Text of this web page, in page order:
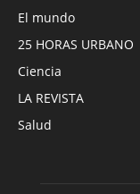
El mundo
25 HORAS URBANO
Ciencia
LA REVISTA
Salud